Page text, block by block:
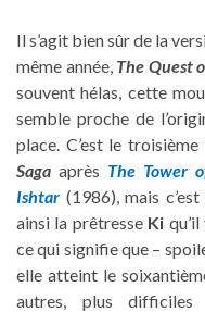
Il s’agit bien sûr de la
même année, The Quest
souvent hélas, cette
semble proche de
place. C’est le
Saga après The Tower
Ishtar (1986), mais c’est
ainsi la prêtresse Ki
ce qui signifie que –
elle atteint le
autres, plus